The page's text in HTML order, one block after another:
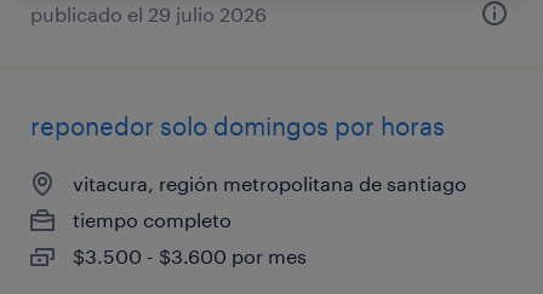
publicado el 29 julio 2026
reponedor solo domingos por horas
vitacura, región metropolitana de santiago
tiempo completo
$3.500 - $3.600 por mes